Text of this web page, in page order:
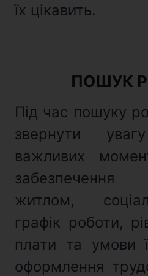
їх цікавить.
ПОШУК
Під час пошуку
звернути
важливих
забезпечення
житлом,
графік роботи,
плати та умови
оформлення